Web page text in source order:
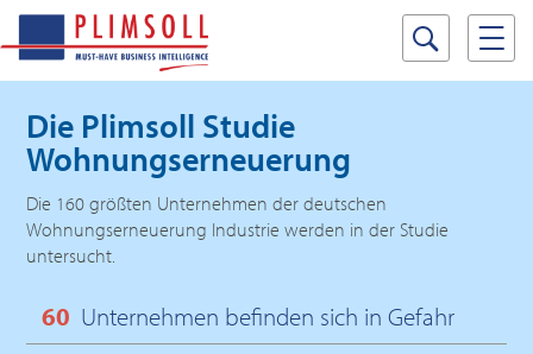
Die Plimsoll Studie
Wohnungserneuerung
Die 160 größten Unternehmen der deutschen
Wohnungserneuerung Industrie werden in der Studie
untersucht.
60 Unternehmen befinden sich in Gefahr